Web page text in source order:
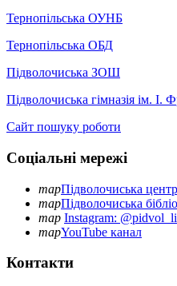
Тернопільська ОУНБ
Тернопільська ОБД
Підволочиська ЗОШ
Підволочиська гімназія ім. І.
Сайт пошуку роботи
Соціальні мережі
mapПідволочиська
mapПідволочиська
map Instagram:
mapYouTube канал
Контакти